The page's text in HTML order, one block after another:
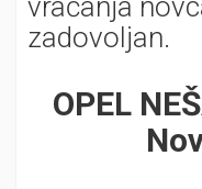
vraćanja
zadovoljan.
OPEL